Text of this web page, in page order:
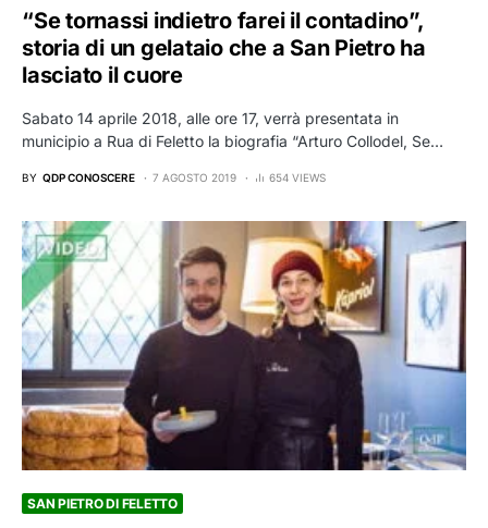
“Se tornassi indietro farei il contadino”,
storia di un gelataio che a San Pietro ha
lasciato il cuore
Sabato 14 aprile 2018, alle ore 17, verrà presentata in
municipio a Rua di Feletto la biografia “Arturo Collodel, Se…
BY QDP CONOSCERE 7 AGOSTO 2019 654 VIEWS
SAN PIETRO DI FELETTO